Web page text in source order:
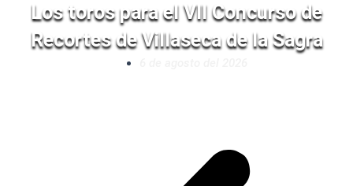
Los toros para el VII Concurso de
Recortes de Villaseca de la Sagra